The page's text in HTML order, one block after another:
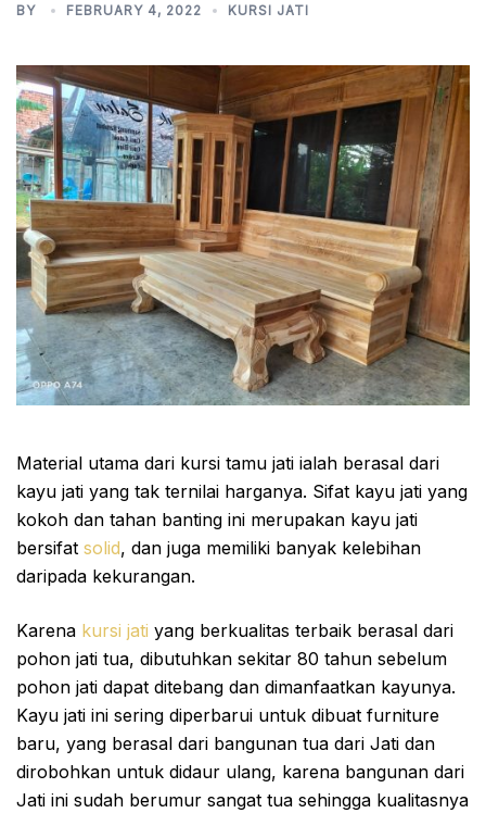
BY FEBRUARY 4, 2022 KURSI JATI
Material utama dari kursi tamu jati ialah berasal dari
kayu jati yang tak ternilai harganya. Sifat kayu jati yang
kokoh dan tahan banting ini merupakan kayu jati
bersifat solid, dan juga memiliki banyak kelebihan
daripada kekurangan.
Karena kursi jati yang berkualitas terbaik berasal dari
pohon jati tua, dibutuhkan sekitar 80 tahun sebelum
pohon jati dapat ditebang dan dimanfaatkan kayunya.
Kayu jati ini sering diperbarui untuk dibuat furniture
baru, yang berasal dari bangunan tua dari Jati dan
dirobohkan untuk didaur ulang, karena bangunan dari
Jati ini sudah berumur sangat tua sehingga kualitasnya